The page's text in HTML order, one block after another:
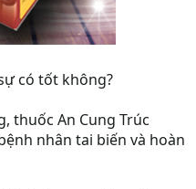
có tốt không?
thuốc An Cung Trúc
nhân tai biến và hoàn